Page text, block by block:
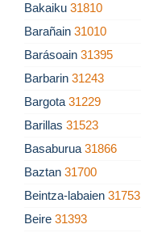
Bakaiku 31810
Barañain 31010
Barásoain 31395
Barbarin 31243
Bargota 31229
Barillas 31523
Basaburua 31866
Baztan 31700
Beintza-labaien 31753
Beire 31393